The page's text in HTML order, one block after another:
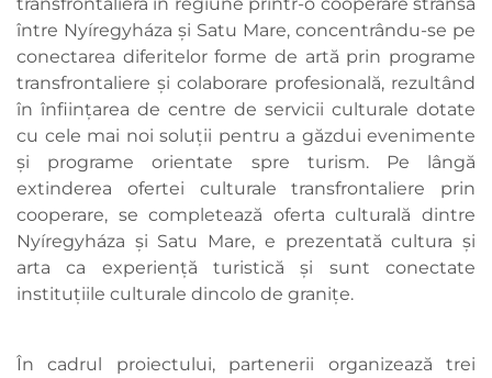
transfrontalieră în regiune printr-o cooperare strânsă
între Nyíregyháza și Satu Mare, concentrându-se pe
conectarea diferitelor forme de artă prin programe
transfrontaliere și colaborare profesională, rezultând
în înființarea de centre de servicii culturale dotate
cu cele mai noi soluții pentru a găzdui evenimente
și programe orientate spre turism. Pe lângă
extinderea ofertei culturale transfrontaliere prin
cooperare, se completează oferta culturală dintre
Nyíregyháza și Satu Mare, e prezentată cultura și
arta ca experiență turistică și sunt conectate
instituțiile culturale dincolo de granițe.
În cadrul proiectului, partenerii organizează trei